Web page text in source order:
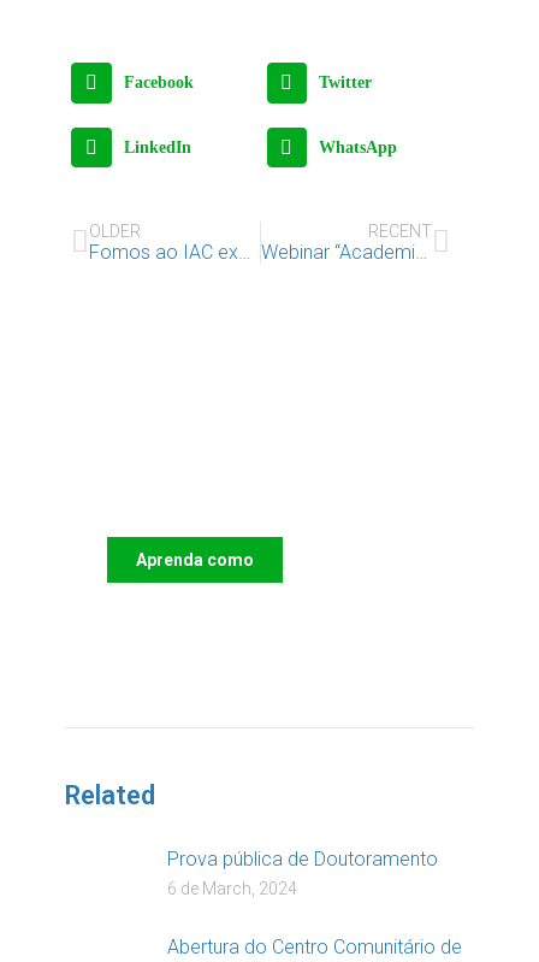
Facebook Twitter
LinkedIn WhatsApp
OLDER
Fomos ao IAC experimentar novas tecnologias
RECENT
Webinar “Academia para a Parentalidade Consciente – Famílias de Acolhimento precisam-se”
Aprenda como
Related
Prova pública de Doutoramento
6 de March, 2024
Abertura do Centro Comunitário de